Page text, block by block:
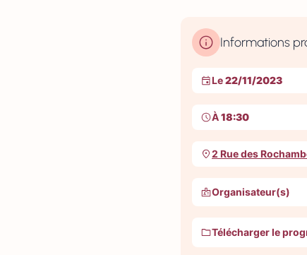
Informations
Le22/11/2023
À18:30
2 Rue des
Organisateur(s)
Télécharger le